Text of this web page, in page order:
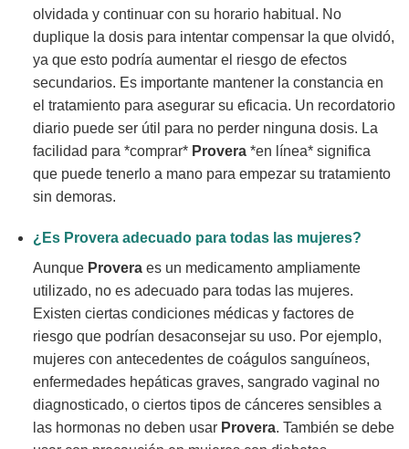
olvidada y continuar con su horario habitual. No
duplique la dosis para intentar compensar la que olvidó,
ya que esto podría aumentar el riesgo de efectos
secundarios. Es importante mantener la constancia en
el tratamiento para asegurar su eficacia. Un recordatorio
diario puede ser útil para no perder ninguna dosis. La
facilidad para *comprar* Provera*en línea* significa
que puede tenerlo a mano para empezar su tratamiento
sin demoras.
¿Es Proveraadecuado para todas las mujeres?
Aunque Proveraes un medicamento ampliamente
utilizado, no es adecuado para todas las mujeres.
Existen ciertas condiciones médicas y factores de
riesgo que podrían desaconsejar su uso. Por ejemplo,
mujeres con antecedentes de coágulos sanguíneos,
enfermedades hepáticas graves, sangrado vaginal no
diagnosticado, o ciertos tipos de cánceres sensibles a
las hormonas no deben usar Provera. También se debe